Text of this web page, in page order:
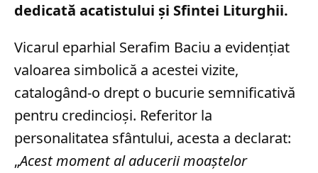
dedicată acatistului și Sfintei Liturghii.
Vicarul eparhial Serafim Baciu a evidențiat
valoarea simbolică a acestei vizite,
catalogând-o drept o bucurie semnificativă
pentru credincioși. Referitor la
personalitatea sfântului, acesta a declarat:
„Acest moment al aducerii moaștelor